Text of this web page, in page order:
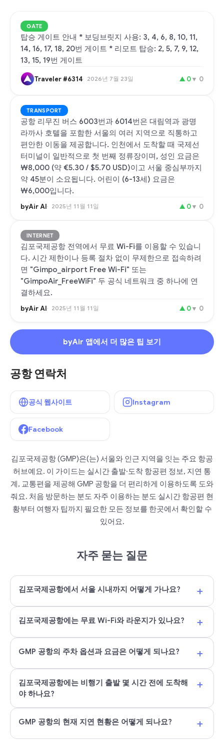
GATE
탑승 게이트 안내 * 보딩브릿지 사용: 3, 4, 6, 8, 10, 11,
14, 16, 17, 18, 20번 게이트 * 리모트 탑승: 2, 5, 7, 9, 12,
13, 15, 19번 게이트
Traveler #6314 2026년 7월 23일 ▲ 0▼ 0
TRANSPORT
공항 리무진 버스 6003번과 6014번은 대림역과 광명
라까사 호텔을 포함한 서울의 여러 지역으로 직통하고
편안한 이동을 제공합니다. 인천에서 도착할 때 국제선
터미널이 일반적으로 첫 번째 정류장이며, 성인 요금은
₩8,000 (약 €5.30 / $5.70 USD)이고 서울 중심부까지
약 45분이 소요됩니다. 어린이 (6-13세) 요금은
₩6,000입니다.
byAir AI 2025년 11월 11일 ▲ 0▼ 0
INTERNET
김포국제공항 전역에서 무료 Wi-Fi를 이용할 수 있습니
다. 시간 제한이나 등록 절차 없이 무제한으로 접속하려
면 "Gimpo_airport Free Wi-Fi" 또는
"GimpoAir_FreeWiFi" 두 공식 네트워크 중 하나에 연
결하세요.
byAir AI 2025년 11월 11일 ▲ 0▼ 0
byAir 앱에서 더 많은 팁 보기
공항 연락처
공식 웹사이트 Instagram
Facebook
김포국제공항 (GMP)은(는) 서울와 인근 지역을 잇는 주요 항공
허브예요. 이 가이드는 실시간 출발·도착 항공편 정보, 지연 통
계, 교통편을 제공해 GMP 공항을 더 편리하게 이용하도록 도와
줘요. 처음 방문하는 분도 자주 이용하는 분도 실시간 항공편 현
황부터 여행자 팁까지 필요한 모든 정보를 한곳에서 확인할 수
있어요.
자주 묻는 질문
김포국제공항에서 서울 시내까지 어떻게 가나요? +
김포국제공항에는 무료 Wi-Fi와 라운지가 있나요? +
GMP 공항의 주차 옵션과 요금은 어떻게 되나요? +
김포국제공항에는 비행기 출발 몇 시간 전에 도착해
야 하나요?
+
GMP 공항의 현재 지연 현황은 어떻게 되나요? +